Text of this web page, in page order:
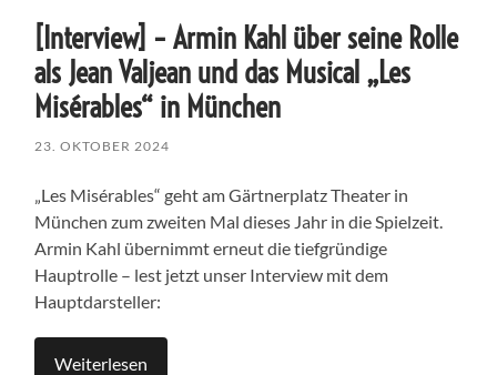
[Interview] – Armin Kahl über seine Rolle
als Jean Valjean und das Musical „Les
Misérables“ in München
23. OKTOBER 2024
„Les Misérables“ geht am Gärtnerplatz Theater in
München zum zweiten Mal dieses Jahr in die Spielzeit.
Armin Kahl übernimmt erneut die tiefgründige
Hauptrolle – lest jetzt unser Interview mit dem
Hauptdarsteller:
Weiterlesen